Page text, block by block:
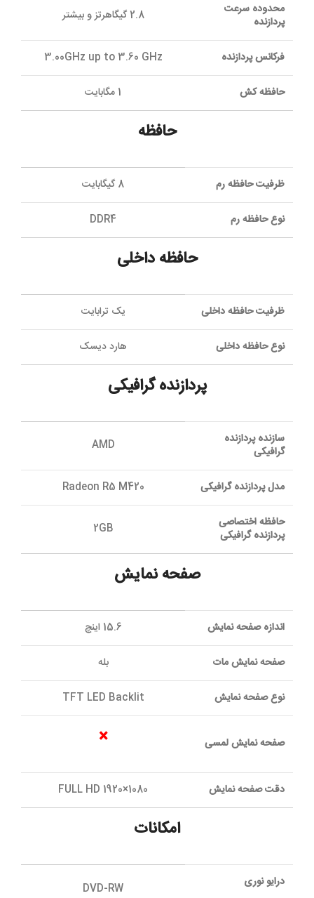
محدوده سرعت
پردازنده 2.8 گیگاهرتز و بیشتر
فرکانس پردازنده 3.00GHz up to 3.60 GHz
حافظه کش 1 مگابایت
حافظه
ظرفیت حافظه رم 8 گیگابایت
نوع حافظه رم DDR4
حافظه داخلی
ظرفیت حافظه داخلی یک ترابایت
نوع حافظه داخلی هارد دیسک
پردازنده گرافیکی
سازنده پردازنده
گرافیکی AMD
مدل پردازنده گرافیکی Radeon R5 M420
حافظه اختصاصی
پردازنده گرافیکی 2GB
صفحه نمایش
اندازه صفحه نمایش 15.6 اینچ
صفحه نمایش مات بله
نوع صفحه نمایش TFT LED Backlit
صفحه نمایش لمسی ×
دقت صفحه نمایش 1080×1920 FULL HD
امکانات
درایو نوری DVD-RW